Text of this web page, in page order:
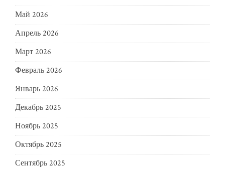
Май 2026
Апрель 2026
Март 2026
Февраль 2026
Январь 2026
Декабрь 2025
Ноябрь 2025
Октябрь 2025
Сентябрь 2025